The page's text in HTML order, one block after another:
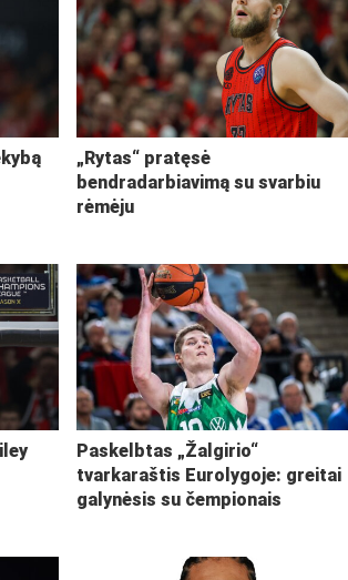
„Rytas“ pratęsė
bendradarbiavimą su svarbiu
rėmėju
Paskelbtas „Žalgirio“
tvarkaraštis Eurolygoje: greitai
galynėsis su čempionais